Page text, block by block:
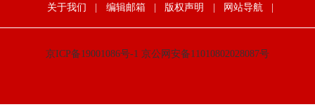
关于我们 | 编辑邮箱 | 版权声明 | 网站导航 |
京ICP备19001086号-1 京公网安备11010802028087号